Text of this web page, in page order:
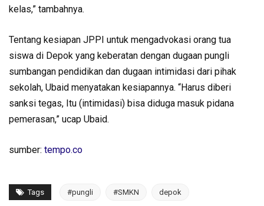
kelas,” tambahnya.
Tentang kesiapan JPPI untuk mengadvokasi orang tua
siswa di Depok yang keberatan dengan dugaan pungli
sumbangan pendidikan dan dugaan intimidasi dari pihak
sekolah, Ubaid menyatakan kesiapannya. “Harus diberi
sanksi tegas, Itu (intimidasi) bisa diduga masuk pidana
pemerasan,” ucap Ubaid.
sumber: tempo.co
Tags #pungli #SMKN depok